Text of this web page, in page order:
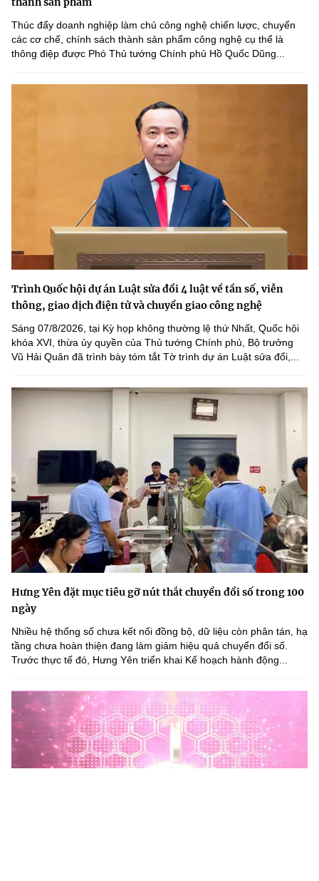
Thúc đẩy doanh nghiệp làm chủ công nghệ chiến lược, chuyển
các cơ chế, chính sách thành sản phẩm công nghệ cụ thể là
thông điệp được Phó Thủ tướng Chính phủ Hồ Quốc Dũng...
Trình Quốc hội dự án Luật sửa đổi 4 luật về tần số, viễn
thông, giao dịch điện tử và chuyển giao công nghệ
Sáng 07/8/2026, tại Kỳ họp không thường lệ thứ Nhất, Quốc hội
khóa XVI, thừa ủy quyền của Thủ tướng Chính phủ, Bộ trưởng
Vũ Hải Quân đã trình bày tóm tắt Tờ trình dự án Luật sửa đổi,...
Hưng Yên đặt mục tiêu gỡ nút thắt chuyển đổi số trong 100
ngày
Nhiều hệ thống số chưa kết nối đồng bộ, dữ liệu còn phân tán, hạ
tầng chưa hoàn thiện đang làm giảm hiệu quả chuyển đổi số.
Trước thực tế đó, Hưng Yên triển khai Kế hoạch hành động...